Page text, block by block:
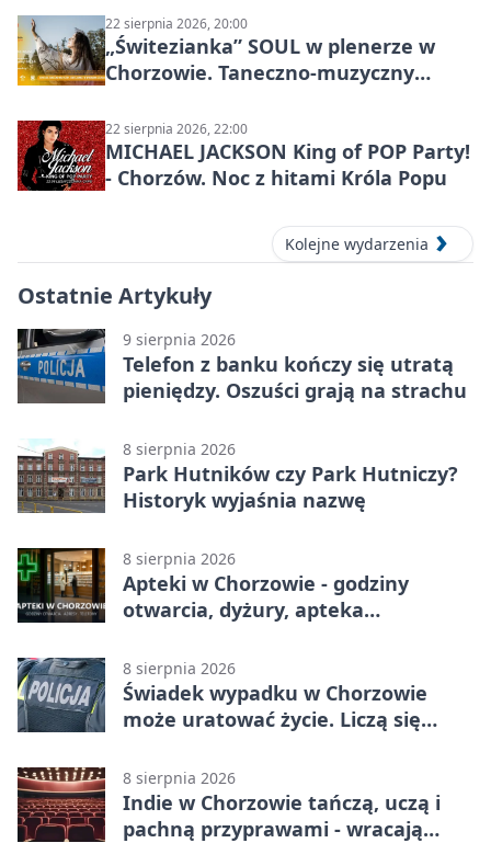
22 sierpnia 2026, 20:00
„Świtezianka” SOUL w plenerze w
Chorzowie. Taneczno-muzyczny
22 sierpnia 2026, 22:00
MICHAEL JACKSON King of POP Party!
- Chorzów. Noc z hitami Króla Popu
Kolejne wydarzenia
Ostatnie Artykuły
9 sierpnia 2026
Telefon z banku kończy się utratą
pieniędzy. Oszuści grają na strachu
8 sierpnia 2026
Park Hutników czy Park Hutniczy?
Historyk wyjaśnia nazwę
8 sierpnia 2026
Apteki w Chorzowie - godziny
otwarcia, dyżury, apteka
8 sierpnia 2026
Świadek wypadku w Chorzowie
może uratować życie. Liczą się
8 sierpnia 2026
Indie w Chorzowie tańczą, uczą i
pachną przyprawami - wracają